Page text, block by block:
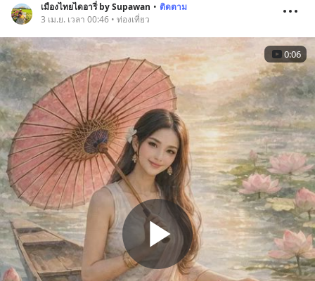
เมืองไทยไดอารี่ by Supawan • ติดตาม
3 เม.ย. เวลา 00:46 • ท่องเที่ยว
0:06